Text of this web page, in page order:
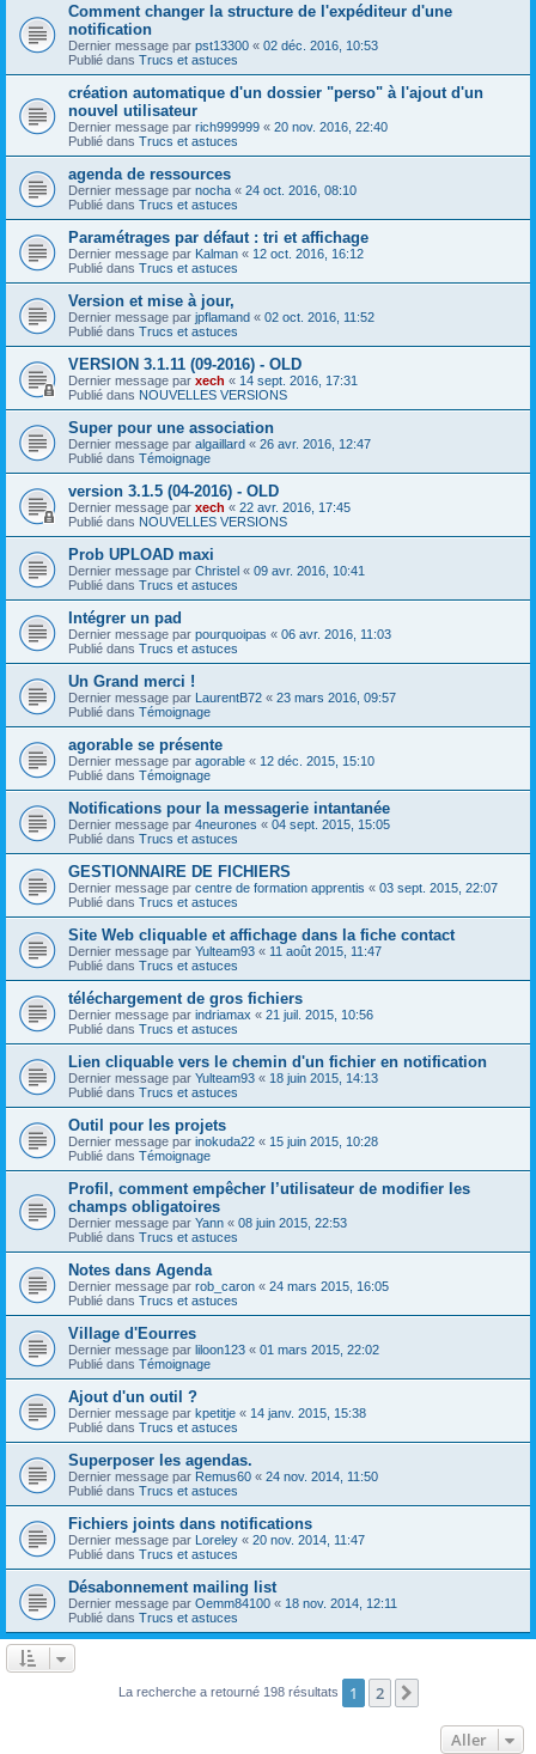
Comment changer la structure de l'expéditeur d'une
notification
Dernier message par pst13300 « 02 déc. 2016, 10:53
Publié dans Trucs et astuces
création automatique d'un dossier "perso" à l'ajout d'un
nouvel utilisateur
Dernier message par rich999999 « 20 nov. 2016, 22:40
Publié dans Trucs et astuces
agenda de ressources
Dernier message par nocha « 24 oct. 2016, 08:10
Publié dans Trucs et astuces
Paramétrages par défaut : tri et affichage
Dernier message par Kalman « 12 oct. 2016, 16:12
Publié dans Trucs et astuces
Version et mise à jour,
Dernier message par jpflamand « 02 oct. 2016, 11:52
Publié dans Trucs et astuces
VERSION 3.1.11 (09-2016) - OLD
Dernier message par xech « 14 sept. 2016, 17:31
Publié dans NOUVELLES VERSIONS
Super pour une association
Dernier message par algaillard « 26 avr. 2016, 12:47
Publié dans Témoignage
version 3.1.5 (04-2016) - OLD
Dernier message par xech « 22 avr. 2016, 17:45
Publié dans NOUVELLES VERSIONS
Prob UPLOAD maxi
Dernier message par Christel « 09 avr. 2016, 10:41
Publié dans Trucs et astuces
Intégrer un pad
Dernier message par pourquoipas « 06 avr. 2016, 11:03
Publié dans Trucs et astuces
Un Grand merci !
Dernier message par LaurentB72 « 23 mars 2016, 09:57
Publié dans Témoignage
agorable se présente
Dernier message par agorable « 12 déc. 2015, 15:10
Publié dans Témoignage
Notifications pour la messagerie intantanée
Dernier message par 4neurones « 04 sept. 2015, 15:05
Publié dans Trucs et astuces
GESTIONNAIRE DE FICHIERS
Dernier message par centre de formation apprentis « 03 sept. 2015, 22:07
Publié dans Trucs et astuces
Site Web cliquable et affichage dans la fiche contact
Dernier message par Yulteam93 « 11 août 2015, 11:47
Publié dans Trucs et astuces
téléchargement de gros fichiers
Dernier message par indriamax « 21 juil. 2015, 10:56
Publié dans Trucs et astuces
Lien cliquable vers le chemin d'un fichier en notification
Dernier message par Yulteam93 « 18 juin 2015, 14:13
Publié dans Trucs et astuces
Outil pour les projets
Dernier message par inokuda22 « 15 juin 2015, 10:28
Publié dans Témoignage
Profil, comment empêcher l’utilisateur de modifier les
champs obligatoires
Dernier message par Yann « 08 juin 2015, 22:53
Publié dans Trucs et astuces
Notes dans Agenda
Dernier message par rob_caron « 24 mars 2015, 16:05
Publié dans Trucs et astuces
Village d'Eourres
Dernier message par liloon123 « 01 mars 2015, 22:02
Publié dans Témoignage
Ajout d'un outil ?
Dernier message par kpetitje « 14 janv. 2015, 15:38
Publié dans Trucs et astuces
Superposer les agendas.
Dernier message par Remus60 « 24 nov. 2014, 11:50
Publié dans Trucs et astuces
Fichiers joints dans notifications
Dernier message par Loreley « 20 nov. 2014, 11:47
Publié dans Trucs et astuces
Désabonnement mailing list
Dernier message par Oemm84100 « 18 nov. 2014, 12:11
Publié dans Trucs et astuces
La recherche a retourné 198 résultats 1 2
Aller